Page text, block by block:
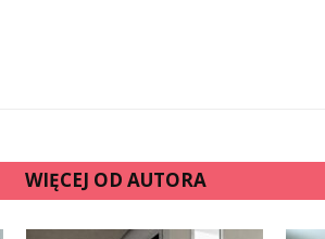
WIĘCEJ OD AUTORA